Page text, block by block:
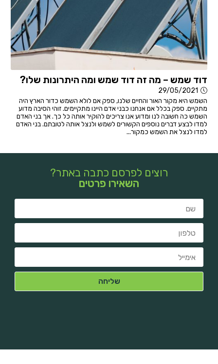
דוד שמש – מה זה דוד שמש ומה היתרונות שלו?
29/05/2021
השמש היא מקור האור והחיים שלנו, ספק אם לולא השמש כדור הארץ היה
מתקיים. ספק בכלל אם אנחנו כבני אדם היינו מתקיימים. זוהי הסיבה מדוע
השמש כה חשובה לנו ומדוע אנו צריכים להוקיר אותה כל כך. אך בני האדם
למדו לבצע דברים נוספים הקשורים לשמש ולנצל אותה לטובתם. בני האדם
למדו לנצל את השמש כמקור...
רוצים לפרסם כתבה באתר?
השאירו פרטים